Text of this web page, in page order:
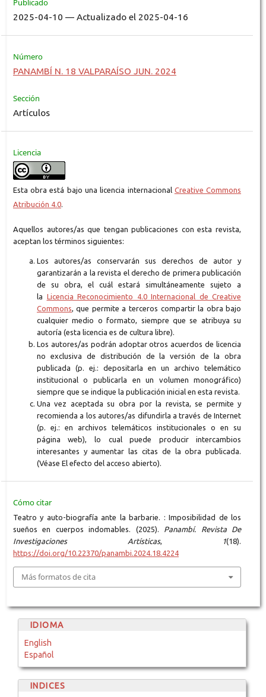
Publicado
2025-04-10 — Actualizado el 2025-04-16
Número
PANAMBÍ N. 18 VALPARAÍSO JUN. 2024
Sección
Artículos
Licencia
Esta obra está bajo una licencia internacional Creative Commons
Atribución 4.0.
Aquellos autores/as que tengan publicaciones con esta revista,
aceptan los términos siguientes:
Los autores/as conservarán sus derechos de autor y
garantizarán a la revista el derecho de primera publicación
de su obra, el cuál estará simultáneamente sujeto a
la Licencia Reconocimiento 4.0 Internacional de Creative
Commons, que permite a terceros compartir la obra bajo
cualquier medio o formato, siempre que se atribuya su
autoría (esta licencia es de cultura libre).
Los autores/as podrán adoptar otros acuerdos de licencia
no exclusiva de distribución de la versión de la obra
publicada (p. ej.: depositarla en un archivo telemático
institucional o publicarla en un volumen monográfico)
siempre que se indique la publicación inicial en esta revista.
Una vez aceptada su obra por la revista, se permite y
recomienda a los autores/as difundirla a través de Internet
(p. ej.: en archivos telemáticos institucionales o en su
página web), lo cual puede producir intercambios
interesantes y aumentar las citas de la obra publicada.
(Véase El efecto del acceso abierto).
Cómo citar
Teatro y auto-biografía ante la barbarie. : Imposibilidad de los
sueños en cuerpos indomables. (2025). Panambí. Revista De
Investigaciones Artísticas, 1(18).
https://doi.org/10.22370/panambi.2024.18.4224
Más formatos de cita
IDIOMA
English
Español
INDICES